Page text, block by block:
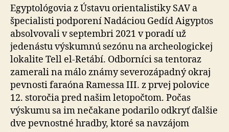
objav
Egyptológovia z Ústavu orientalistiky SAV a
špecialisti podporení Nadáciou Gedíd Aigyptos
absolvovali v septembri 2021 v poradí už
jedenástu výskumnú sezónu na archeologickej
lokalite Tell el-Retábí. Odborníci sa tentoraz
zamerali na málo známy severozápadný okraj
pevnosti faraóna Ramessa III. z prvej polovice
12. storočia pred našim letopočtom. Počas
výskumu sa im nečakane podarilo odkryť ďalšie
dve pevnostné hradby, ktoré sa navzájom